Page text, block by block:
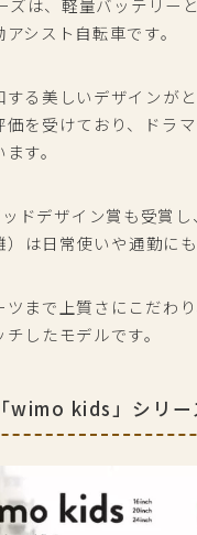
ズは、軽量バッテリー
シスト自転車です。
する美しいデザインが
価を受けており、ドラ
す。
ドデザイン賞も受賞し
は日常使いや通勤にも
ツまで上質さにこだわ
したモデルです。
wimo kids」シリー